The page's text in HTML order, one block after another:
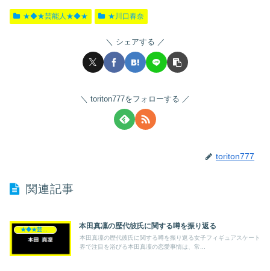
★◆★芸能人★◆★ ★川口春奈
シェアする
toriton777をフォローする
toriton777
関連記事
本田真凜の歴代彼氏に関する噂を振り返る
本田真凜の歴代彼氏に関する噂を振り返る女子フィギュアスケート
界で注目を浴びる本田真凜の恋愛事情は、常...